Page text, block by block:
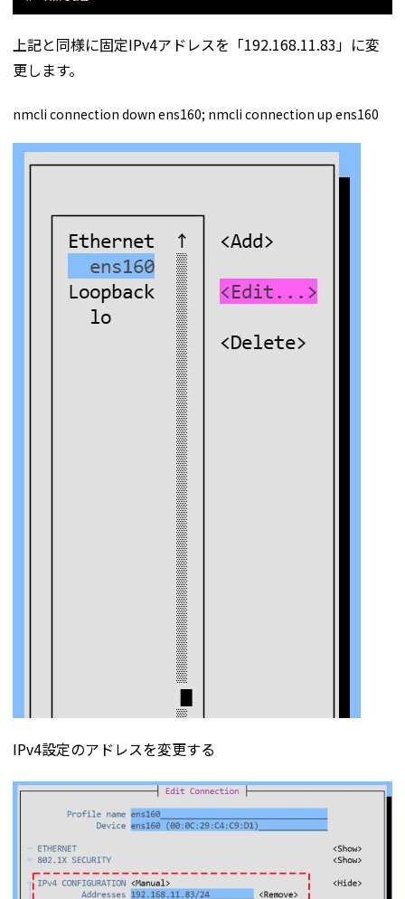
上記と同様に固定IPv4アドレスを「192.168.11.83」に変
更します。
nmcli connection down ens160; nmcli connection up ens160
IPv4設定のアドレスを変更する